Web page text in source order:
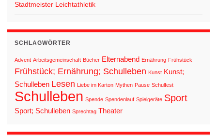
Stadtmeister Leichtathletik
SCHLAGWÖRTER
Advent Arbeitsgemeinschaft Bücher Elternabend Ernährung Frühstück
Frühstück; Ernährung; Schulleben Kunst Kunst;
Schulleben Lesen Liebe im Karton Mythen Pause Schulfest
Schulleben Spende Spendenlauf Spielgeräte Sport
Sport; Schulleben Sprechtag Theater